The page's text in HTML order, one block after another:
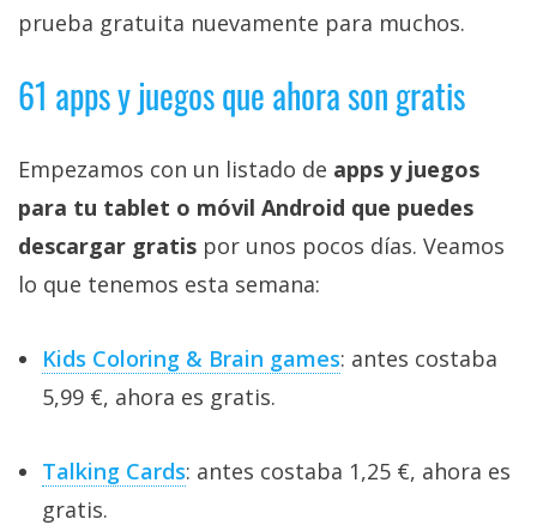
prueba gratuita nuevamente para muchos.
61 apps y juegos que ahora son gratis
Empezamos con un listado de apps y juegos
para tu tablet o móvil Android que puedes
descargar gratis por unos pocos días. Veamos
lo que tenemos esta semana:
Kids Coloring & Brain games: antes costaba
5,99 €, ahora es gratis.
Talking Cards: antes costaba 1,25 €, ahora es
gratis.